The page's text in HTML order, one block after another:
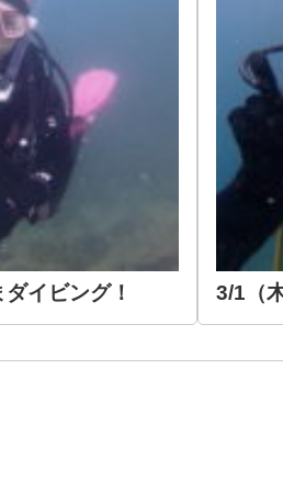
イビング！ 3/1（木